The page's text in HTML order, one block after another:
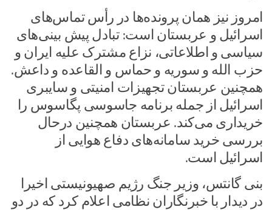
امروز نیز همان پرونده‌ها در رأس تماس‌های
اسرائیل و عربستان است: تبادل پیش بینی‌های
سیاسی و اطلاعاتی، نزاع مشترک علیه ایران و
حزب الله و سوریه و حماس و القاعده و داعش.
همچنین عربستان تجهیزات امنیتی و سایبری
اسرائیل از جمله برنامه جاسوسی پگاسوس را
خریداری می‌کند. عربستان همچنین درحال
بررسی خرید سامانه‌های دفاع هوایی از
اسرائیل است.
بنی گانتس، وزیر جنگ رژیم صهیونیستی اخیرا
در دیدار با خبرنگاران نظامی اعلام کرد که در دو